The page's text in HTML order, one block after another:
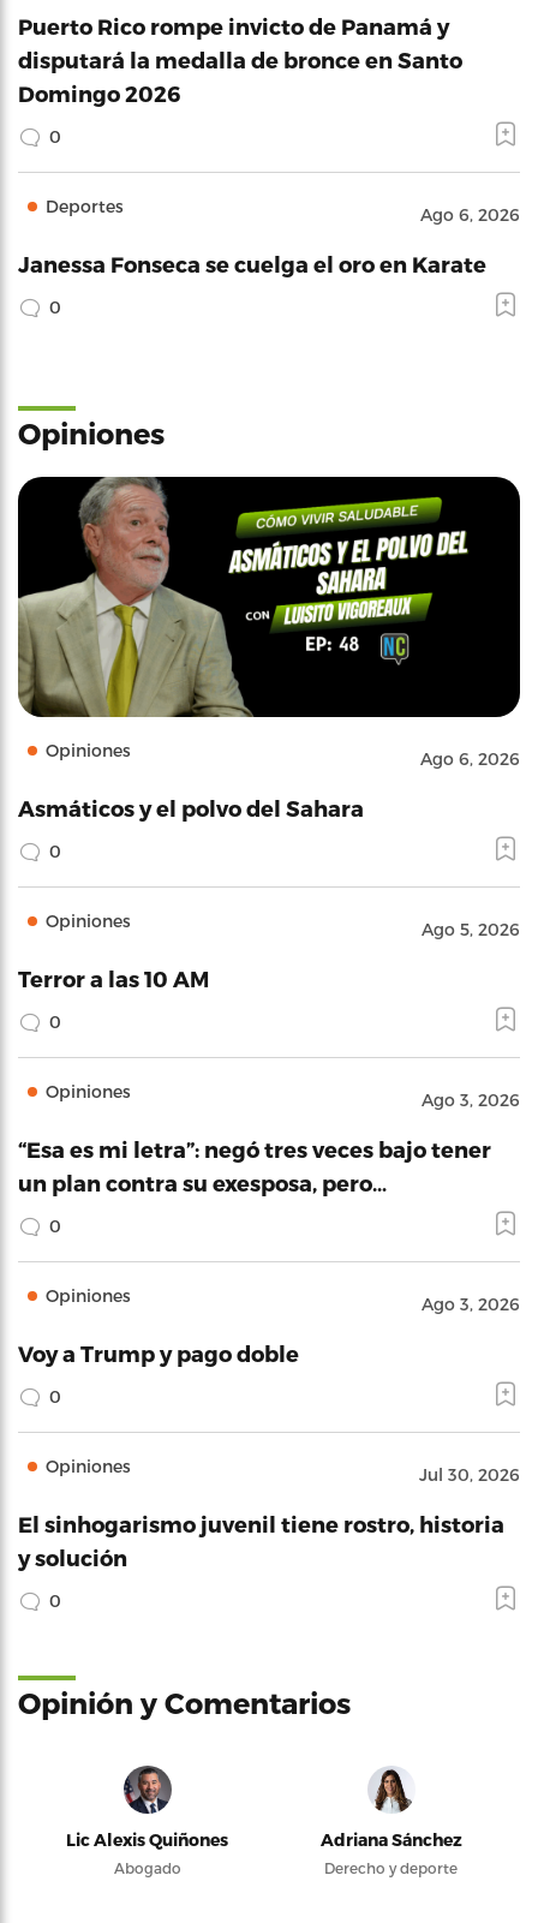
Puerto Rico rompe invicto de Panamá y
disputará la medalla de bronce en Santo
Domingo 2026
0
Deportes Ago 6, 2026
Janessa Fonseca se cuelga el oro en Karate
0
Opiniones
Opiniones Ago 6, 2026
Asmáticos y el polvo del Sahara
0
Opiniones Ago 5, 2026
Terror a las 10 AM
0
Opiniones Ago 3, 2026
“Esa es mi letra”: negó tres veces bajo tener
un plan contra su exesposa, pero…
0
Opiniones Ago 3, 2026
Voy a Trump y pago doble
0
Opiniones Jul 30, 2026
El sinhogarismo juvenil tiene rostro, historia
y solución
0
Opinión y Comentarios
Lic Alexis Quiñones
Abogado
Adriana Sánchez
Derecho y deporte